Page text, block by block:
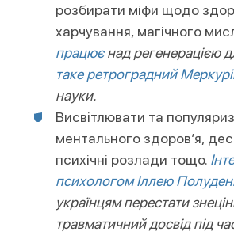
розбирати міфи щодо
харчування, магічного
працюєнад регенерацією
таке ретроградний
науки.
Висвітлювати та
ментального здоров’я,
психічні розлади тощо.
психологом Іллею
українцям перестати
травматичний досвід під